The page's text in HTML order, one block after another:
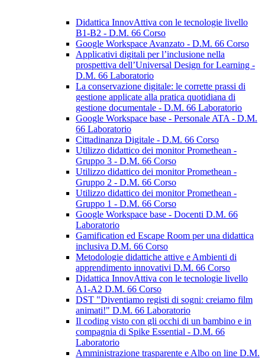
Didattica InnovAttiva con le tecnologie livello
B1-B2 - D.M. 66 Corso
Google Workspace Avanzato - D.M. 66 Corso
Applicativi digitali per l’inclusione nella
prospettiva dell’Universal Design for Learning -
D.M. 66 Laboratorio
La conservazione digitale: le corrette prassi di
gestione applicate alla pratica quotidiana di
gestione documentale - D.M. 66 Laboratorio
Google Workspace base - Personale ATA - D.M.
66 Laboratorio
Cittadinanza Digitale - D.M. 66 Corso
Utilizzo didattico dei monitor Promethean -
Gruppo 3 - D.M. 66 Corso
Utilizzo didattico dei monitor Promethean -
Gruppo 2 - D.M. 66 Corso
Utilizzo didattico dei monitor Promethean -
Gruppo 1 - D.M. 66 Corso
Google Workspace base - Docenti D.M. 66
Laboratorio
Gamification ed Escape Room per una didattica
inclusiva D.M. 66 Corso
Metodologie didattiche attive e Ambienti di
apprendimento innovativi D.M. 66 Corso
Didattica InnovAttiva con le tecnologie livello
A1-A2 D.M. 66 Corso
DST "Diventiamo registi di sogni: creiamo film
animati!" D.M. 66 Laboratorio
Il coding visto con gli occhi di un bambino e in
compagnia di Spike Essential - D.M. 66
Laboratorio
Amministrazione trasparente e Albo on line D.M.